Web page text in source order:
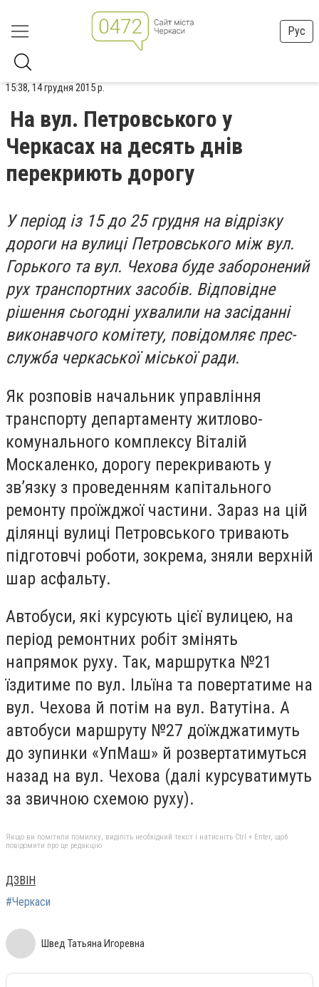
Рус
15:38, 14 грудня 2015 р.
На вул. Петровського у
Черкасах на десять днів
перекриють дорогу
У період із 15 до 25 грудня на відрізку
дороги на вулиці Петровського між вул.
Горького та вул. Чехова буде заборонений
рух транспортних засобів. Відповідне
рішення сьогодні ухвалили на засіданні
виконавчого комітету, повідомляє прес-
служба черкаської міської ради.
Як розповів начальник управління
транспорту департаменту житлово-
комунального комплексу Віталій
Москаленко, дорогу перекривають у
зв’язку з проведенням капітального
ремонту проїжджої частини. Зараз на цій
ділянці вулиці Петровського тривають
підготовчі роботи, зокрема, зняли верхній
шар асфальту.
Автобуси, які курсують цієї вулицею, на
період ремонтних робіт змінять
напрямок руху. Так, маршрутка №21
їздитиме по вул. Ільїна та повертатиме на
вул. Чехова й потім на вул. Ватутіна. А
автобуси маршруту №27 доїжджатимуть
до зупинки «УпМаш» й розвертатимуться
назад на вул. Чехова (далі курсуватимуть
за звичною схемою руху).
Якщо ви помітили помилку, виділіть необхідний текст і натисніть Ctrl + Enter, щоб
повідомити про це редакцію
ДЗВІН
#Черкаси
Швед Татьяна Игоревна